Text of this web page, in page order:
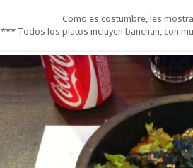
Como es costumbre, les
*** Todos los platos incluyen banchan, con